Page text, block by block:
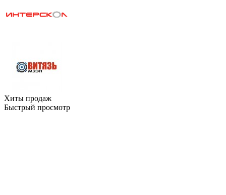
Хиты продаж
Быстрый просмотр